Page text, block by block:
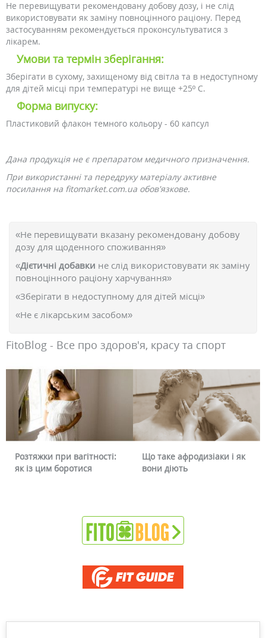
Не перевищувати рекомендовану добову дозу, і не слід
використовувати як заміну повноцінного раціону. Перед
застосуванням рекомендується проконсультуватися з
лікарем.
Умови та термін зберігання:
Зберігати в сухому, захищеному від світла та в недоступному
для дітей місці при температурі не вище +25º С.
Форма випуску:
Пластиковий флакон темного кольору - 60 капсул
Дана продукція не є препаратом медичного призначення.
При використанні та передруку матеріалу активне
посилання на fitomarket.com.ua обов'язкове.
«Не перевищувати вказану рекомендовану добову
дозу для щоденного споживання»
«Дієтичні добавки не слід використовувати як заміну
повноцінного раціону харчування»
«Зберігати в недоступному для дітей місці»
«Не є лікарським засобом»
FitoBlog - Все про здоров'я, красу та спорт
вагітності:
Що таке афродизіаки і як
вони діють
Чому